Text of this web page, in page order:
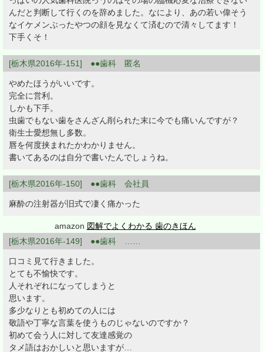
んだと判断して行くのを辞めました。なにより、あの若い偉そう
なイケメンぶったやつの顔を見なくて済むので清々してます！
下手くそ！
[栃木県2016年-151] ●●歯科 匿名
やめたほうがいいです。
完全に営利。
しかも下手。
虫歯でもない歯をさんざん削られた末に今でも痛いんですが？
衛生士愛想無し多数。
唇を何度挟まれたかわかりません。
書いてあるのは自分で書いたんでしょうね。
[栃木県2016年-150] ●●歯科 会社員
麻酔の注射器が旧式で凄く痛かった
amazon 図解でよくわかる 歯のきほん
[栃木県2016年-149] ●●歯科 ……
口コミ見て行きました。
とても不愉快です。
人それぞれになってしまうと
思います。
多少なりとも初めての人には
敬語や丁寧な言葉を使うものじゃないのですか？
初めて会う人に対して友達感覚の
タメ語はおかしいと思いますが…